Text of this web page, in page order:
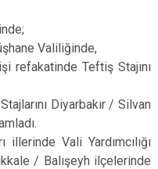
Valiliğinde,
Teftiş Stajını
Diyarbakır / Silvan
Vali Yardımcılığı
/ Balışeyh ilçelerinde